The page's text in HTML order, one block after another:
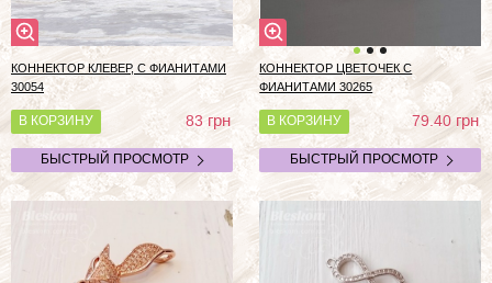
КОННЕКТОР КЛЕВЕР, С ФИАНИТАМИ
30054
В КОРЗИНУ 83 грн
БЫСТРЫЙ ПРОСМОТР
КОННЕКТОР ЦВЕТОЧЕК С
ФИАНИТАМИ 30265
В КОРЗИНУ 79.40грн
БЫСТРЫЙ ПРОСМОТР